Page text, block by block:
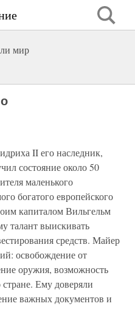
мир
II его наследник,
состояние около 50
маленького
богатого европейского
капиталом Вильгельм
талант выискивать
средств. Майер
освобождение от
оружия, возможность
Ему доверяли
важных документов и